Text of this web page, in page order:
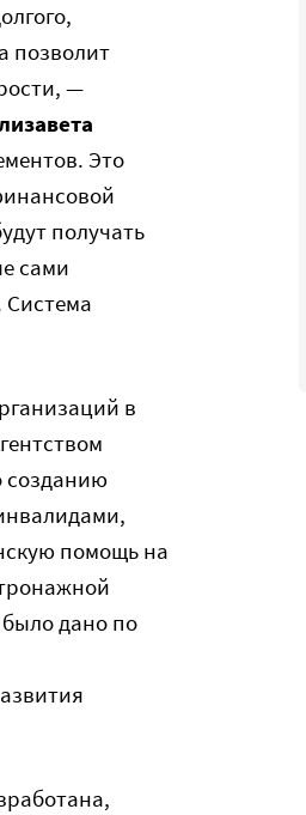
позволит
—
Это
получать
сами
в
созданию
помощь на
дано по